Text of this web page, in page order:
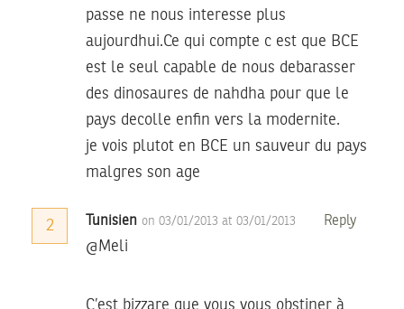
passe ne nous interesse plus
aujourdhui.Ce qui compte c est que BCE
est le seul capable de nous debarasser
des dinosaures de nahdha pour que le
pays decolle enfin vers la modernite.
je vois plutot en BCE un sauveur du pays
malgres son age
2 Tunisien on 03/01/2013 at 03/01/2013 Reply
@Meli
C’est bizzare que vous vous obstiner à